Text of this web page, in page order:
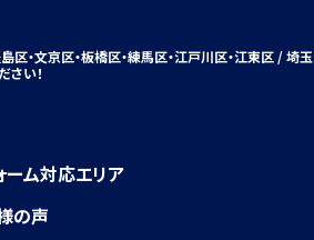
区・文京区・板橋区・練馬区・江戸川区・江東区 / 埼
さい！
ーム対応エリア
の声